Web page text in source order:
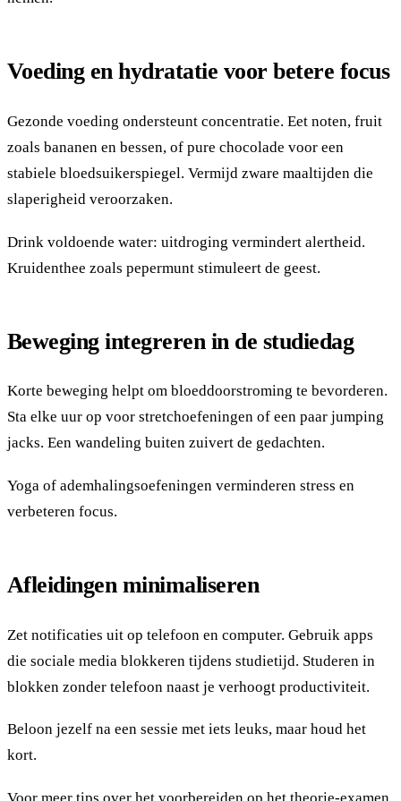
Voeding en hydratatie voor betere focus
Gezonde voeding ondersteunt concentratie. Eet noten, fruit
zoals bananen en bessen, of pure chocolade voor een
stabiele bloedsuikerspiegel. Vermijd zware maaltijden die
slaperigheid veroorzaken.
Drink voldoende water: uitdroging vermindert alertheid.
Kruidenthee zoals pepermunt stimuleert de geest.
Beweging integreren in de studiedag
Korte beweging helpt om bloeddoorstroming te bevorderen.
Sta elke uur op voor stretchoefeningen of een paar jumping
jacks. Een wandeling buiten zuivert de gedachten.
Yoga of ademhalingsoefeningen verminderen stress en
verbeteren focus.
Afleidingen minimaliseren
Zet notificaties uit op telefoon en computer. Gebruik apps
die sociale media blokkeren tijdens studietijd. Studeren in
blokken zonder telefoon naast je verhoogt productiviteit.
Beloon jezelf na een sessie met iets leuks, maar houd het
kort.